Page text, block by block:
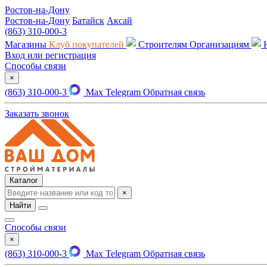
Ростов-на-Дону
Ростов-на-Дону Батайск Аксай
(863) 310-000-3
Магазины Клуб покупателей Строителям Организациям
Вход или регистрация
Способы связи
×
(863) 310-000-3 Max Telegram Обратная связь
Заказать звонок
Каталог
×
Найти
Способы связи
×
(863) 310-000-3 Max Telegram Обратная связь